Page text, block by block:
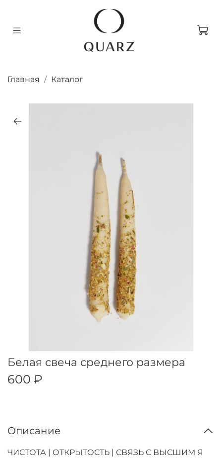
Главная Каталог
Белая свеча среднего размера
600 ₽
Описание
ЧИСТОТА | ОТКРЫТОСТЬ | СВЯЗЬ С ВЫСШИМ Я